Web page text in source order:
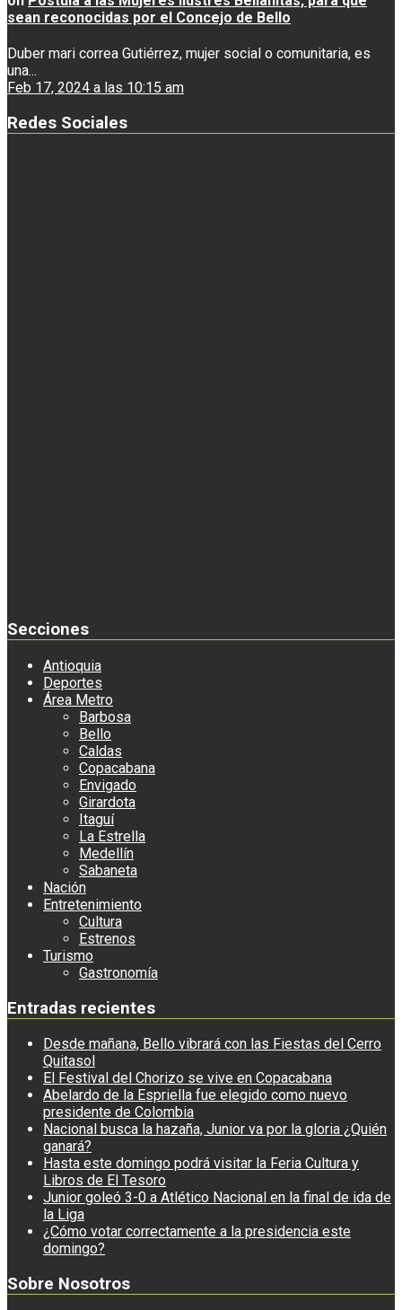
sean reconocidas por el Concejo de Bello
Duber mari correa Gutiérrez, mujer social o comunitaria, es
una...
Feb 17, 2024 a las 10:15 am
Redes Sociales
Secciones
Antioquia
Deportes
Área Metro
Barbosa
Bello
Caldas
Copacabana
Envigado
Girardota
Itaguí
La Estrella
Medellín
Sabaneta
Nación
Entretenimiento
Cultura
Estrenos
Turismo
Gastronomía
Entradas recientes
Desde mañana, Bello vibrará con las Fiestas del Cerro
Quitasol
El Festival del Chorizo se vive en Copacabana
Abelardo de la Espriella fue elegido como nuevo
presidente de Colombia
Nacional busca la hazaña, Junior va por la gloria ¿Quién
ganará?
Hasta este domingo podrá visitar la Feria Cultura y
Libros de El Tesoro
Junior goleó 3-0 a Atlético Nacional en la final de ida de
la Liga
¿Cómo votar correctamente a la presidencia este
domingo?
Sobre Nosotros